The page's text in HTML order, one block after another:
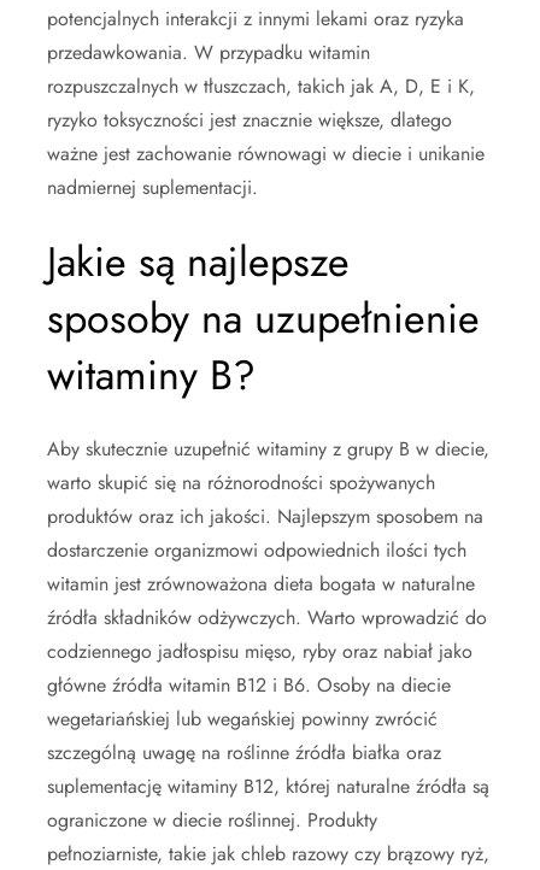
potencjalnych interakcji z innymi lekami oraz ryzyka
przedawkowania. W przypadku witamin
rozpuszczalnych w tłuszczach, takich jak A, D, E i K,
ryzyko toksyczności jest znacznie większe, dlatego
ważne jest zachowanie równowagi w diecie i unikanie
nadmiernej suplementacji.
Jakie są najlepsze
sposoby na uzupełnienie
witaminy B?
Aby skutecznie uzupełnić witaminy z grupy B w diecie,
warto skupić się na różnorodności spożywanych
produktów oraz ich jakości. Najlepszym sposobem na
dostarczenie organizmowi odpowiednich ilości tych
witamin jest zrównoważona dieta bogata w naturalne
źródła składników odżywczych. Warto wprowadzić do
codziennego jadłospisu mięso, ryby oraz nabiał jako
główne źródła witamin B12 i B6. Osoby na diecie
wegetariańskiej lub wegańskiej powinny zwrócić
szczególną uwagę na roślinne źródła białka oraz
suplementację witaminy B12, której naturalne źródła są
ograniczone w diecie roślinnej. Produkty
pełnoziarniste, takie jak chleb razowy czy brązowy ryż,